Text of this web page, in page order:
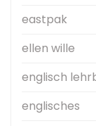
eastpak
ellen wille
englisch
englisches